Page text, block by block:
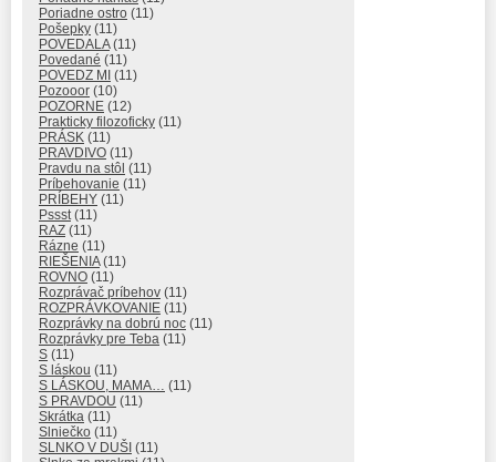
Poriadne ostro (11)
Pošepky (11)
POVEDALA(11)
Povedané (11)
POVEDZ MI (11)
Pozooor (10)
POZORNE (12)
Prakticky filozoficky (11)
PRÁSK (11)
PRAVDIVO (11)
Pravdu na stôl (11)
Príbehovanie (11)
PRÍBEHY (11)
Pssst (11)
RAZ (11)
Rázne (11)
RIEŠENIA(11)
ROVNO (11)
Rozprávač príbehov (11)
ROZPRÁVKOVANIE (11)
Rozprávky na dobrú noc (11)
Rozprávky pre Teba (11)
S (11)
S láskou (11)
S LÁSKOU, MAMA…
(11)
S PRAVDOU (11)
Skrátka (11)
Slniečko (11)
SLNKO V DUŠI (11)